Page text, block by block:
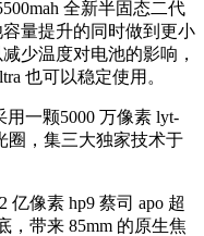
全新半固态二代
量提升的同时做到更小
少温度对电池的影响，
也可以稳定使用。
用一颗5000 万像素 lyt-
圈，集三大独家技术于
亿像素 hp9 蔡司 apo 超
，带来 85mm 的原生焦